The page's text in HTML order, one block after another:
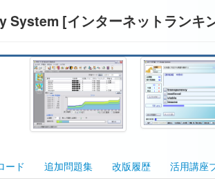
System [インターネットランキ
ード 追加問題集 改版履歴 活用講座